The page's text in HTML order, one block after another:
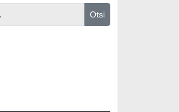
Otsi